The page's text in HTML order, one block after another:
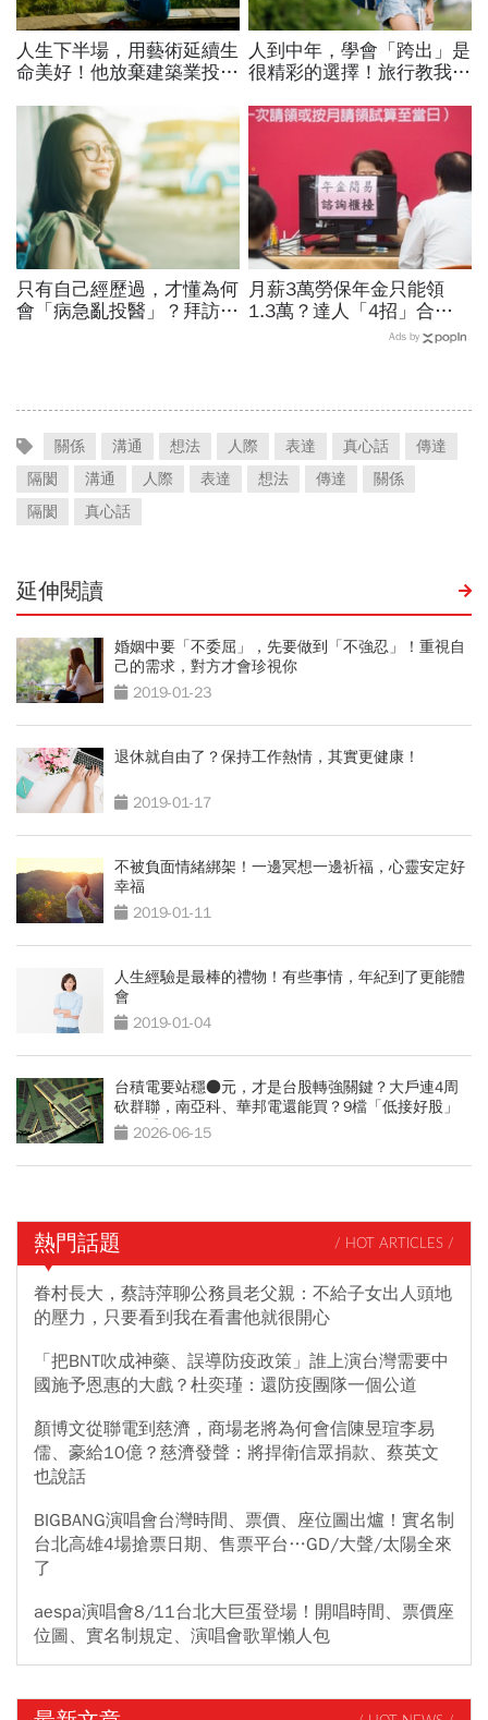
人生下半場，用藝術延續生
命美好！他放棄建築業投身
人到中年，學會「跨出」是
很精彩的選擇！旅行教我的
好珍惜
只有自己經歷過，才懂為何
會「病急亂投醫」？拜訪好
月薪3萬勞保年金只能領
1.3萬？達人「4招」合法
調高勞保投保薪資：不求老
Ads by
關係 溝通 想法 人際 表達 真心話
傳達
隔閡
溝通 人際 表達 想法 傳達
關係
隔閡
真心話
延伸閱讀
婚姻中要「不委屈」，先要做到「不強忍」！重視自
己的需求，對方才會珍視你
2019-01-23
退休就自由了？保持工作熱情，其實更健康！
2019-01-17
不被負面情緒綁架！一邊冥想一邊祈福，心靈安定好
幸福
2019-01-11
人生經驗是最棒的禮物！有些事情，年紀到了更能體
會
2019-01-04
台積電要站穩●元，才是台股轉強關鍵？大戶連4周
砍群聯，南亞科、華邦電還能買？9檔「低接好股」
一次看
2026-06-15
熱門話題 / HOT ARTICLES /
眷村長大，蔡詩萍聊公務員老父親：不給子女出人頭地
的壓力，只要看到我在看書他就很開心
「把BNT吹成神藥、誤導防疫政策」誰上演台灣需要中
國施予恩惠的大戲？杜奕瑾：還防疫團隊一個公道
顏博文從聯電到慈濟，商場老將為何會信陳昱瑄李易
儒、豪給10億？慈濟發聲：將捍衛信眾捐款、蔡英文
也說話
BIGBANG演唱會台灣時間、票價、座位圖出爐！實名制
台北高雄4場搶票日期、售票平台…GD/大聲/太陽全來
了
aespa演唱會8/11台北大巨蛋登場！開唱時間、票價座
位圖、實名制規定、演唱會歌單懶人包